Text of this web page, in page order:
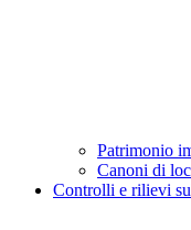
Patrimonio
Canoni di
Controlli e rilievi